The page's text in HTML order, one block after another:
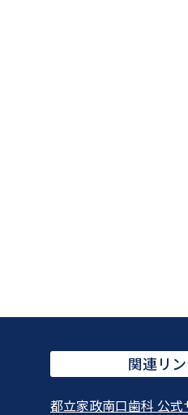
関連リ
都立家政南口歯科 公式